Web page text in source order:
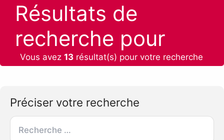
Résultats de
recherche pour
Vous avez 13 résultat(s) pour votre recherche
Préciser votre recherche